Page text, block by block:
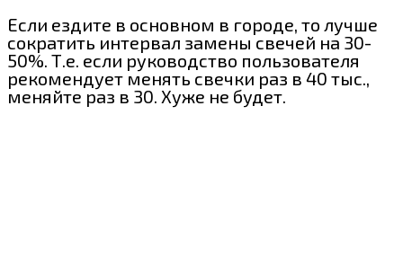
Если ездите в основном в городе, то лучше
сократить интервал замены свечей на 30-
50%. Т.е. если руководство пользователя
рекомендует менять свечки раз в 40 тыс.,
меняйте раз в 30. Хуже не будет.